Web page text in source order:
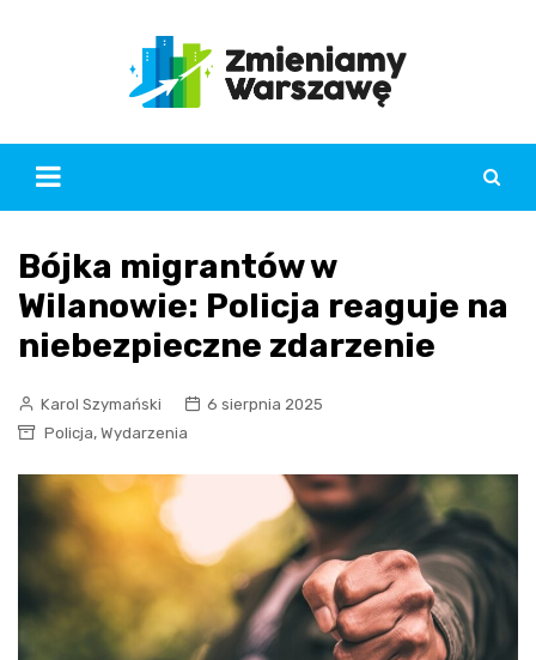
Bójka migrantów w
Wilanowie: Policja reaguje na
niebezpieczne zdarzenie
Karol Szymański
6 sierpnia 2025
Policja, Wydarzenia